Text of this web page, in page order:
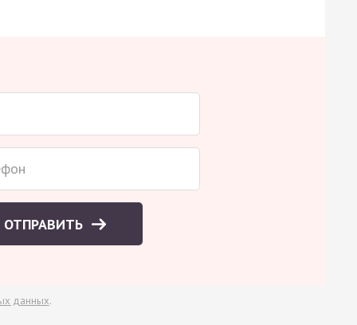
ОТПРАВИТЬ
данных.